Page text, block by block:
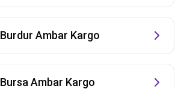
Burdur Ambar Kargo
Bursa Ambar Kargo